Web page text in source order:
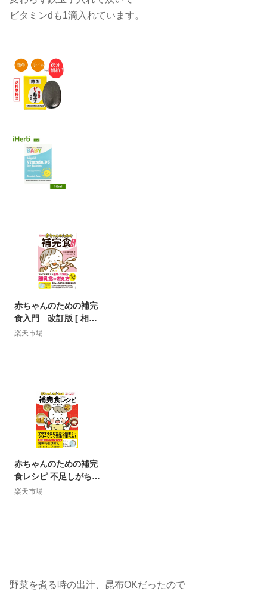
ビタミンdも1滴入れています。
赤ちゃんのための補完
食入門 改訂版 [ 相川
晴 ]
楽天市場
赤ちゃんのための補完
食レシピ 不足しがちな
栄養に着目した離乳食
楽天市場
野菜を煮る時の出汁、昆布OKだったので